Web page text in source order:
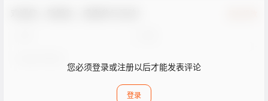
您必须登录或注册以后才能发表评论
登录